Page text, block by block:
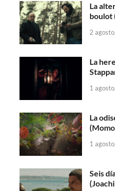
La
boulot
2
La
1
La
1
Seis